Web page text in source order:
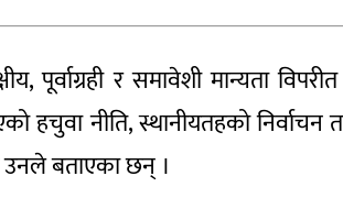
पूर्वाग्रही र समावेशी मान्यता विपरीत
हचुवा नीति, स्थानीयतहको निर्वाचन
उनले बताएका छन् ।